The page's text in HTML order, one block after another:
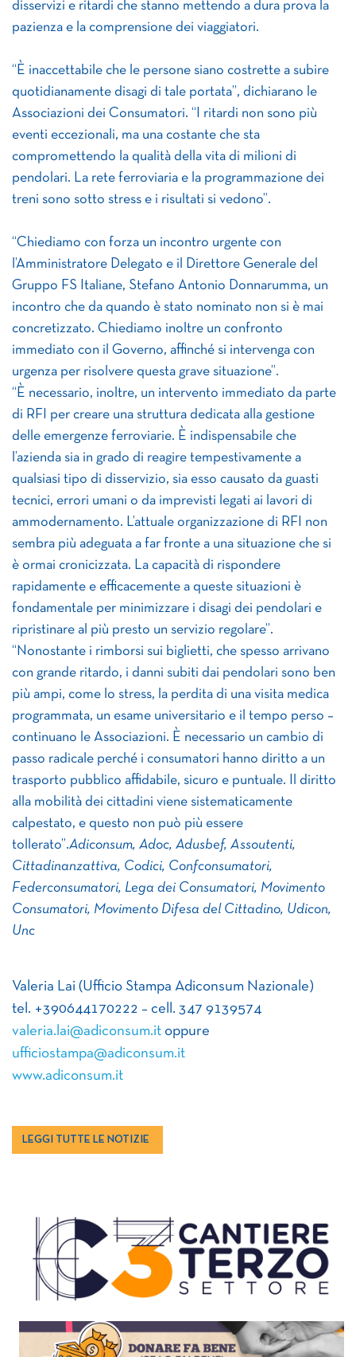
disservizi e ritardi che stanno mettendo a dura prova la
pazienza e la comprensione dei viaggiatori.
“È inaccettabile che le persone siano costrette a subire
quotidianamente disagi di tale portata”, dichiarano le
Associazioni dei Consumatori. “I ritardi non sono più
eventi eccezionali, ma una costante che sta
compromettendo la qualità della vita di milioni di
pendolari. La rete ferroviaria e la programmazione dei
treni sono sotto stress e i risultati si vedono”.
“Chiediamo con forza un incontro urgente con
l’Amministratore Delegato e il Direttore Generale del
Gruppo FS Italiane, Stefano Antonio Donnarumma, un
incontro che da quando è stato nominato non si è mai
concretizzato. Chiediamo inoltre un confronto
immediato con il Governo, affinché si intervenga con
urgenza per risolvere questa grave situazione”.
“È necessario, inoltre, un intervento immediato da parte
di RFI per creare una struttura dedicata alla gestione
delle emergenze ferroviarie. È indispensabile che
l’azienda sia in grado di reagire tempestivamente a
qualsiasi tipo di disservizio, sia esso causato da guasti
tecnici, errori umani o da imprevisti legati ai lavori di
ammodernamento. L’attuale organizzazione di RFI non
sembra più adeguata a far fronte a una situazione che si
è ormai cronicizzata. La capacità di rispondere
rapidamente e efficacemente a queste situazioni è
fondamentale per minimizzare i disagi dei pendolari e
ripristinare al più presto un servizio regolare”.
“Nonostante i rimborsi sui biglietti, che spesso arrivano
con grande ritardo, i danni subiti dai pendolari sono ben
più ampi, come lo stress, la perdita di una visita medica
programmata, un esame universitario e il tempo perso –
continuano le Associazioni. È necessario un cambio di
passo radicale perché i consumatori hanno diritto a un
trasporto pubblico affidabile, sicuro e puntuale. Il diritto
alla mobilità dei cittadini viene sistematicamente
calpestato, e questo non può più essere
tollerato”.Adiconsum, Adoc, Adusbef, Assoutenti,
Cittadinanzattiva, Codici, Confconsumatori,
Federconsumatori, Lega dei Consumatori, Movimento
Consumatori, Movimento Difesa del Cittadino, Udicon,
Unc
Valeria Lai (Ufficio Stampa Adiconsum Nazionale)
tel. +390644170222 – cell. 347 9139574
valeria.lai@adiconsum.it oppure
ufficiostampa@adiconsum.it
www.adiconsum.it
LEGGI TUTTE LE NOTIZIE